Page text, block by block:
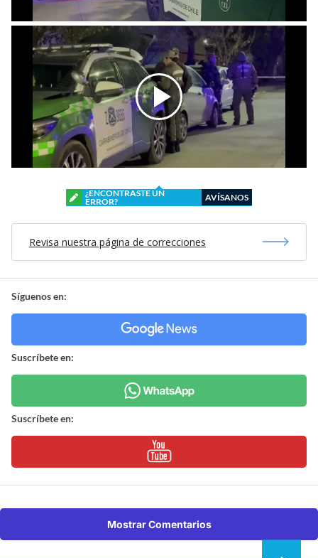
¿ENCONTRASTE UN
ERROR?
AVÍSANOS
Revisa nuestra página de correcciones
Síguenos en:
Suscríbete en:
Suscríbete en:
Mostrar Comentarios